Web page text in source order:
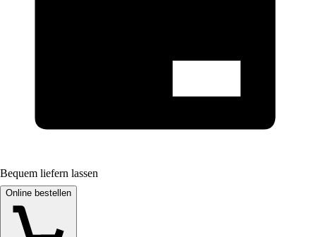
Bequem liefern lassen
Online bestellen